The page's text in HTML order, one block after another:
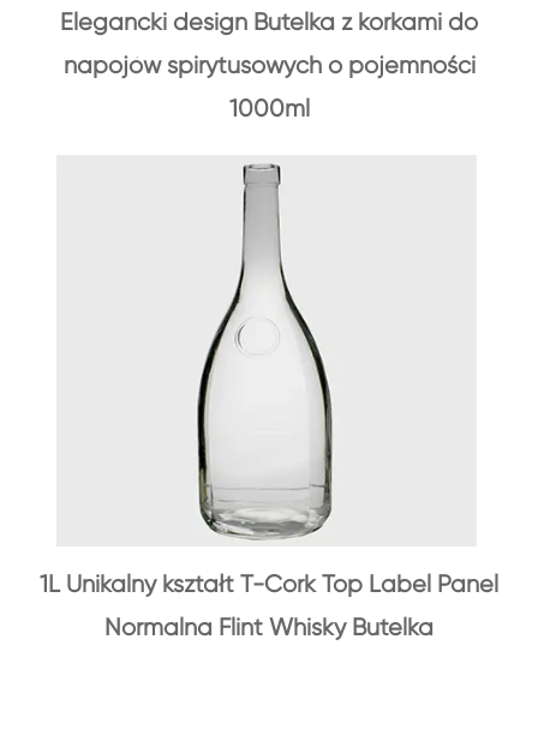
Elegancki design Butelka z korkami do
napojów spirytusowych o pojemności
1000ml
1L Unikalny kształt T-Cork Top Label Panel
Normalna Flint Whisky Butelka